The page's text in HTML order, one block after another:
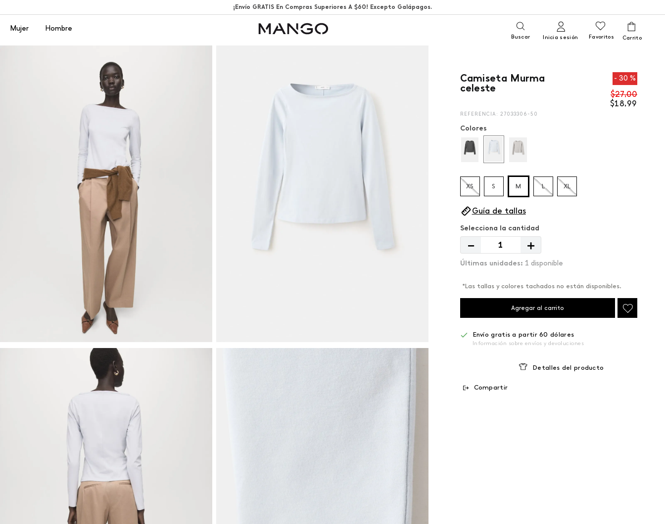
¡Envío GRATIS En Compras Superiores A $60! Excepto Galápagos.
Menú
Mujer Hombre
Buscar Inicia sesión Favoritos
Camiseta Murma
celeste
30 %
$27,00
$18,99
REFERENCIA : 27033306-50
Colores
XS S M L XL
Guía de tallas
＋
－
1 disponible
*Las tallas y colores tachados no están disponibles.
Agregar al carrito
Envío gratis a partir 60 dólares
Información sobre envíos y devoluciones
Detalles del producto
Compartir